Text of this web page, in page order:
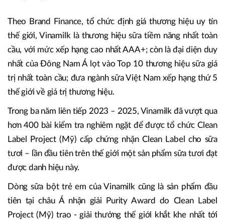
Theo Brand Finance, tổ chức định giá thương hiệu uy tín
thế giới, Vinamilk là thương hiệu sữa tiềm năng nhất toàn
cầu, với mức xếp hạng cao nhất AAA+; còn là đại diện duy
nhất của Đông Nam Á lọt vào Top 10 thương hiệu sữa giá
trị nhất toàn cầu; đưa ngành sữa Việt Nam xếp hạng thứ 5
thế giới về giá trị thương hiệu.
Trong ba năm liên tiếp 2023 – 2025, Vinamilk đã vượt qua
hơn 400 bài kiểm tra nghiêm ngặt để được tổ chức Clean
Label Project (Mỹ) cấp chứng nhận Clean Label cho sữa
tươi – lần đầu tiên trên thế giới một sản phẩm sữa tươi đạt
được danh hiệu này.
Dòng sữa bột trẻ em của Vinamilk cũng là sản phẩm đầu
tiên tại châu Á nhận giải Purity Award do Clean Label
Project (Mỹ) trao - giải thưởng thế giới khắt khe nhất tới